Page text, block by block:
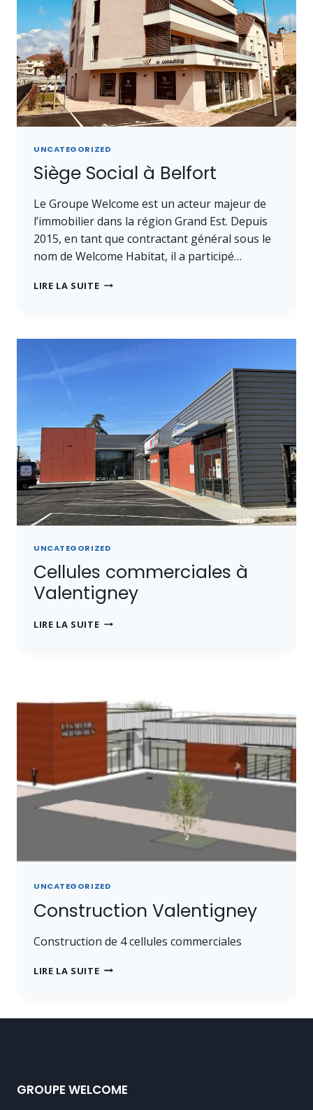
UNCATEGORIZED
Siège Social à Belfort
Le Groupe Welcome est un acteur majeur de
l’immobilier dans la région Grand Est. Depuis
2015, en tant que contractant général sous le
nom de Welcome Habitat, il a participé…
LIRE LA SUITESIÈGE
UNCATEGORIZED
Cellules commerciales à
Valentigney
LIRE LA SUITECELLULES
UNCATEGORIZED
Construction Valentigney
Construction de 4 cellules commerciales
LIRE LA SUITECONSTRUCTION
GROUPE WELCOME